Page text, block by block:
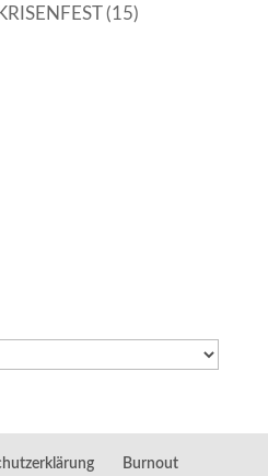
(15)
Burnout